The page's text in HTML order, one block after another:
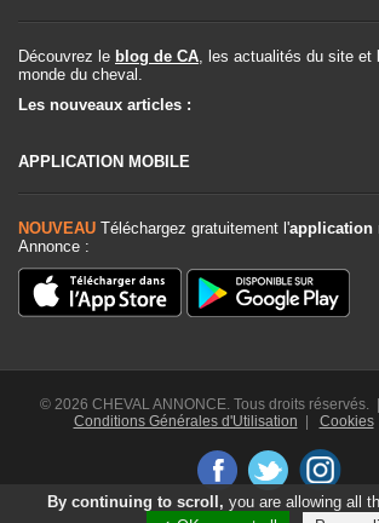
Découvrez le blog de CA , les actualités du site
monde du cheval.
Les nouveaux articles :
APPLICATION MOBILE
NOUVEAU Téléchargez gratuitement l'application
Annonce :
© 2026 CHEVAL ANNONCE. Tous droits réservés.
Conditions Générales d'Utilisation | Cookies
By continuing to scroll, you are allowing all